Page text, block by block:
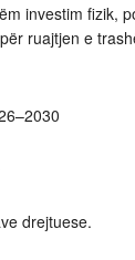
investim fizik,
ruajtjen e
drejtuese.